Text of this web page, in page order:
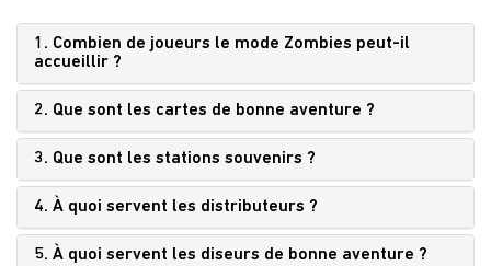
1. Combien de joueurs le mode Zombies peut-il
accueillir ?
2. Que sont les cartes de bonne aventure ?
3. Que sont les stations souvenirs ?
4. À quoi servent les distributeurs ?
5. À quoi servent les diseurs de bonne aventure ?